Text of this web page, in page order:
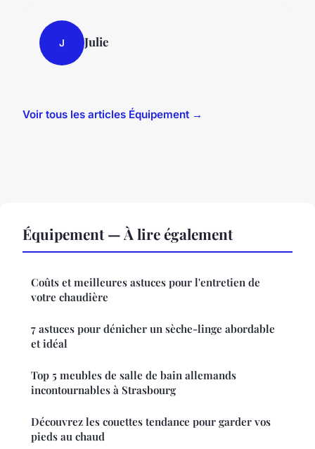
J Julie
Voir tous les articles Équipement →
Équipement — À lire également
Coûts et meilleures astuces pour l'entretien de
votre chaudière
7 astuces pour dénicher un sèche-linge abordable
et idéal
Top 5 meubles de salle de bain allemands
incontournables à Strasbourg
Découvrez les couettes tendance pour garder vos
pieds au chaud